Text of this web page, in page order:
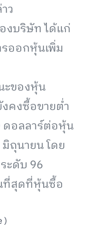
ว
งบริษัท ได้แก่
รออกหุ้นเพิ่ม
ะของหุ้น
งคงซื้อขายต่ำ
ดอลลาร์ต่อหุ้น
ถุนายน โดย
ะดับ 96
ที่สุดที่หุ้นซื้อ